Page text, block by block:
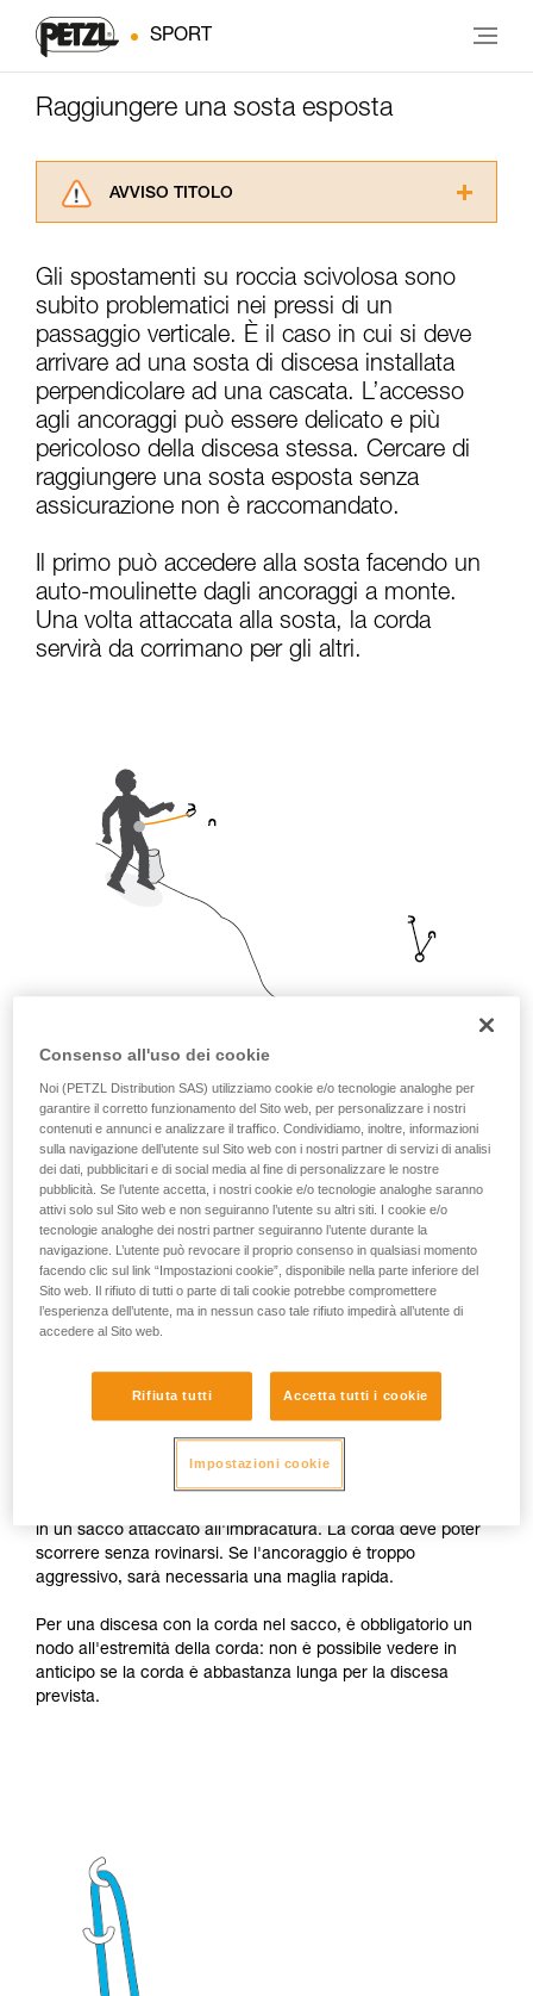
SPORT
Raggiungere una sosta esposta
AVVISO TITOLO
consultarlo. Dovete aver compreso le
informazioni dell’istruzione tecnica per poter
capire queste ulteriori informazioni.
La padronanza di queste tecniche richiede una
formazione ed un addestramento specifico.
Verificate con un professionista la vostra
capacità di rifare la manovra, da soli, in piena
sicurezza, prima di riprodurla autonomamente.
Forniamo esempi di tecniche relative alla vostra
attività. Ne possono esistere altre che non
Gli spostamenti su roccia scivolosa sono
subito problematici nei pressi di un
passaggio verticale. È il caso in cui si deve
arrivare ad una sosta di discesa installata
perpendicolare ad una cascata. L’accesso
agli ancoraggi può essere delicato e più
pericoloso della discesa stessa. Cercare di
raggiungere una sosta esposta senza
assicurazione non è raccomandato.
Il primo può accedere alla sosta facendo un
auto-moulinette dagli ancoraggi a monte.
Una volta attaccata alla sosta, la corda
servirà da corrimano per gli altri.
Installazione del sistema di auto-
moulinette
La corda attaccata all'imbracatura passa negli ancoraggi,
in un sacco attaccato all'imbracatura. La corda deve poter
scorrere senza rovinarsi. Se l'ancoraggio è troppo
aggressivo, sarà necessaria una maglia rapida.
Per una discesa con la corda nel sacco, è obbligatorio un
nodo all'estremità della corda: non è possibile vedere in
anticipo se la corda è abbastanza lunga per la discesa
prevista.
Consenso all'uso dei cookie
Noi (PETZL Distribution SAS) utilizziamo cookie e/o tecnologie analoghe per
garantire il corretto funzionamento del Sito web, per personalizzare i nostri
contenuti e annunci e analizzare il traffico. Condividiamo, inoltre, informazioni
sulla navigazione dell’utente sul Sito web con i nostri partner di servizi di analisi
dei dati, pubblicitari e di social media al fine di personalizzare le nostre
pubblicità. Se l’utente accetta, i nostri cookie e/o tecnologie analoghe saranno
attivi solo sul Sito web e non seguiranno l’utente su altri siti. I cookie e/o
tecnologie analoghe dei nostri partner seguiranno l’utente durante la
navigazione. L’utente può revocare il proprio consenso in qualsiasi momento
facendo clic sul link “Impostazioni cookie”, disponibile nella parte inferiore del
Sito web. Il rifiuto di tutti o parte di tali cookie potrebbe compromettere
l’esperienza dell’utente, ma in nessun caso tale rifiuto impedirà all’utente di
accedere al Sito web.
Rifiuta tutti Accetta tutti i cookie
Impostazioni cookie